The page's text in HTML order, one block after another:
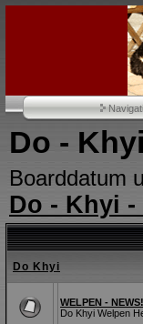
Do -
Boarddatum
Do - Khyi
Do Khyi
WELPEN -
Do Khyi Welpen